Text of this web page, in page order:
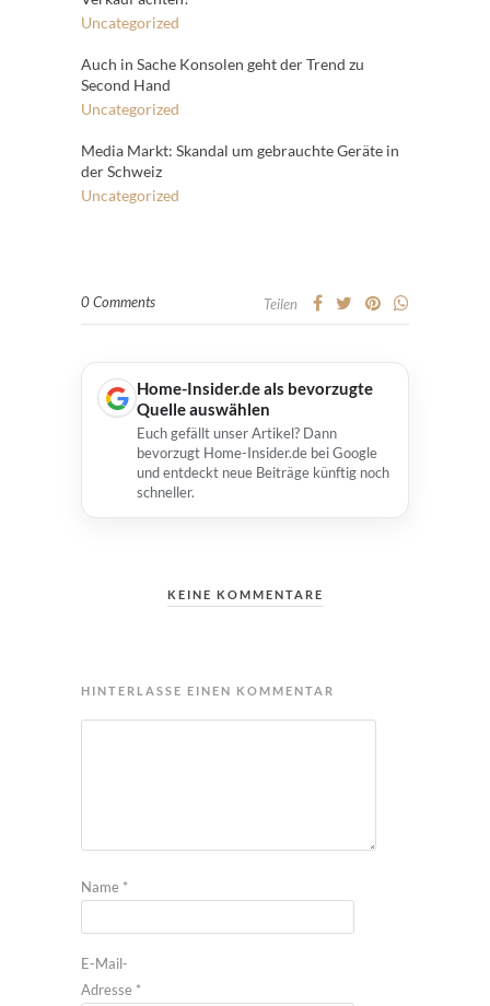
Uncategorized
Auch in Sache Konsolen geht der Trend zu
Second Hand
Uncategorized
Media Markt: Skandal um gebrauchte Geräte in
der Schweiz
Uncategorized
0 Comments Teilen
Home-Insider.de als bevorzugte
Quelle auswählen
Euch gefällt unser Artikel? Dann
bevorzugt Home-Insider.de bei Google
und entdeckt neue Beiträge künftig noch
schneller.
KEINE KOMMENTARE
HINTERLASSE EINEN KOMMENTAR
Name *
E-Mail-
Adresse *